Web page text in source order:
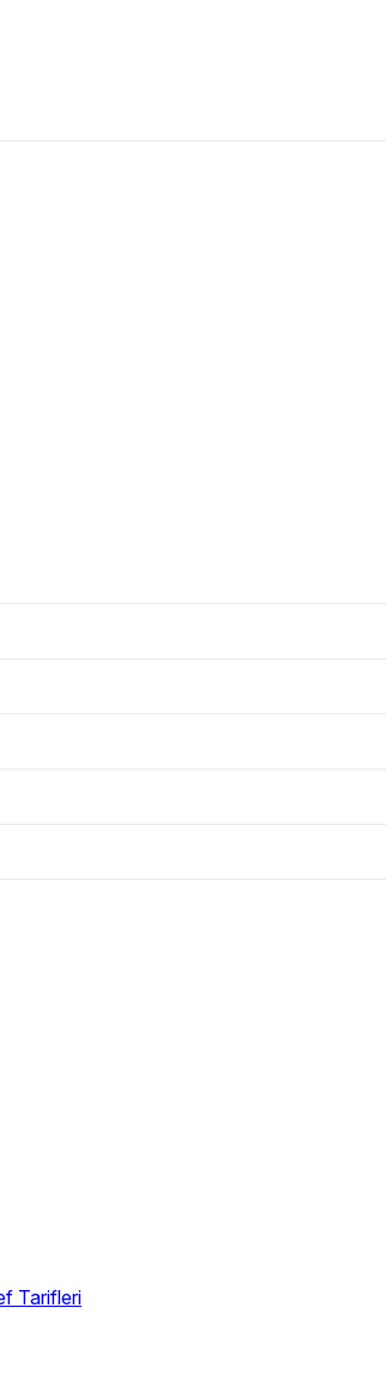
Tarifleri